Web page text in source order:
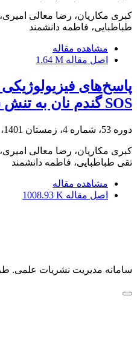
کبری مکاریان، رضا معالی
طباطبایی، فاطمه دانشمند
مشاهده مقاله
اصل مقاله 1.64 M
پاسخ‌های
SOS گندم نان به تنش شوری
دوره 53، شماره 4، زمستان 1401، صفحه
کبری مکاریان، رضا معالی
تقی طباطبایی، فاطمه دانشمند
مشاهده مقاله
اصل مقاله 1008.93 K
سامانه مدیریت نشریات علمی.